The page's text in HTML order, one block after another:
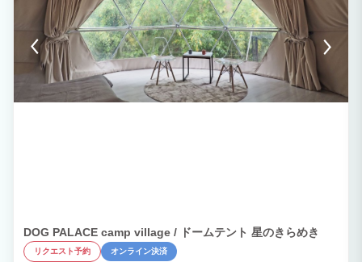
DOG PALACE camp village / ドームテント 星のきらめき
リクエスト予約 オンライン決済